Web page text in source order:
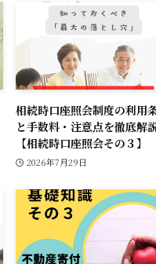
相続時口座照会制度の利用
と手数料・注意点を徹底解
【相続時口座照会その３】
2026年7月29日